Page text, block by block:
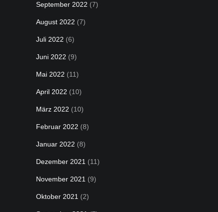
September 2022 (7)
August 2022 (7)
Juli 2022 (6)
Juni 2022 (9)
Mai 2022 (11)
April 2022 (10)
März 2022 (10)
Februar 2022 (8)
Januar 2022 (8)
Dezember 2021 (11)
November 2021 (9)
Oktober 2021 (2)